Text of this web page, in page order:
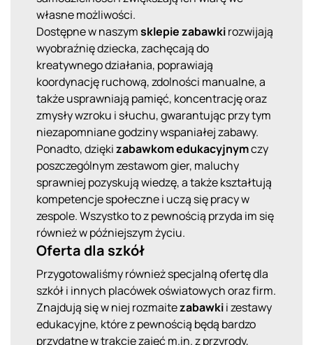
własne możliwości.
Dostępne w naszymsklepiezabawkirozwijają
wyobraźnię dziecka, zachęcają do
kreatywnego działania, poprawiają
koordynację ruchową, zdolności manualne, a
także usprawniają pamięć, koncentrację oraz
zmysły wzroku i słuchu, gwarantując przy tym
niezapomniane godziny wspaniałej zabawy.
Ponadto, dziękizabawkom edukacyjnymczy
poszczególnym zestawom gier, maluchy
sprawniej pozyskują wiedzę, a także kształtują
kompetencje społeczne i uczą się pracy w
zespole. Wszystko to z pewnością przyda im się
również w późniejszym życiu.
Oferta dla szkół
Przygotowaliśmy również specjalną ofertę dla
szkół i innych placówek oświatowych oraz firm.
Znajdują się w niej rozmaitezabawkii zestawy
edukacyjne, które z pewnością będą bardzo
przydatne w trakcie zajęć m.in. z przyrody,